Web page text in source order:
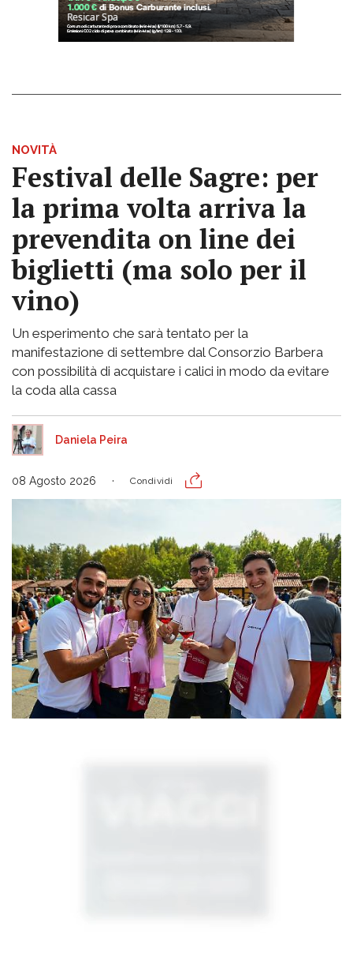
NOVITÀ
Festival delle Sagre: per
la prima volta arriva la
prevendita on line dei
biglietti (ma solo per il
vino)
Un esperimento che sarà tentato per la
manifestazione di settembre dal Consorzio Barbera
con possibilità di acquistare i calici in modo da evitare
la coda alla cassa
Daniela Peira
08 Agosto 2026 Condividi